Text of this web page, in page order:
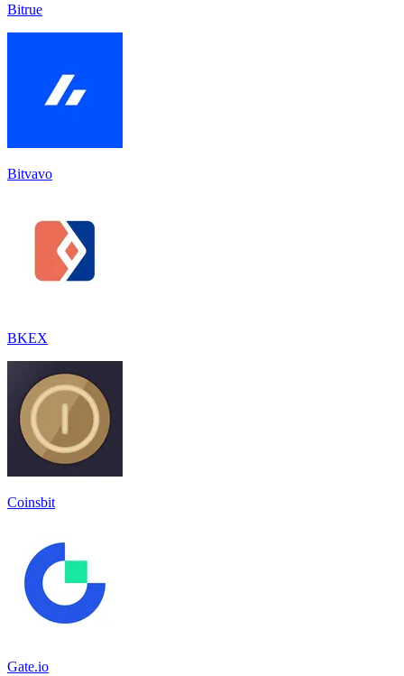
Bitrue
Bitvavo
BKEX
Coinsbit
Gate.io